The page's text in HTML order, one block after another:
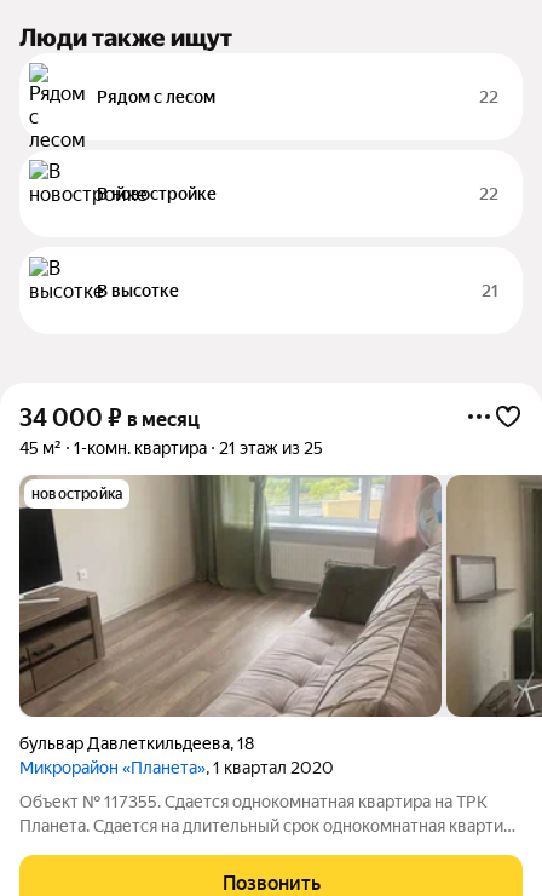
Люди также ищут
Рядом с лесом 22
В новостройке 22
В высотке 21
34 000 ₽ в месяц
45 м² 1-комн. квартира 21 этаж из 25
новостройка
бульвар Давлеткильдеева,18
Микрорайон «Планета», 1 квартал 2020
Объект № 117355. Сдается однокомнатная квартира на ТРК
Планета. Сдается на длительный срок однокомнатная квартира
квартире свежий, капитальный ремонт.
Позвонить